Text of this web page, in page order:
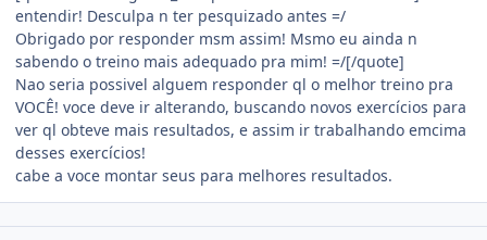
entendir! Desculpa n ter pesquizado antes =/
Obrigado por responder msm assim! Msmo eu ainda n
sabendo o treino mais adequado pra mim! =/[/quote]
Nao seria possivel alguem responder ql o melhor treino pra
VOCÊ! voce deve ir alterando, buscando novos exercícios para
ver ql obteve mais resultados, e assim ir trabalhando emcima
desses exercícios!
cabe a voce montar seus para melhores resultados.